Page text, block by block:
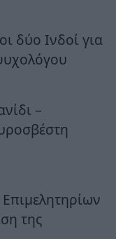
δύο Ινδοί για
–
της